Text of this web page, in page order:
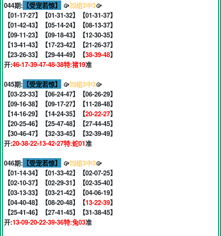
044期: 【受宠若惊】 🥠⒂组3中3🥠
【01-17-27】【01-31-32】【01-31-37】
【01-42-43】【05-14-24】【08-13-37】
【09-11-23】【09-18-43】【12-30-35】
【13-41-43】【17-23-42】【21-26-37】
【23-26-33】【29-44-49】【38-39-48】
开:46-17-39-47-48-38特:猪19准
045期: 【受宠若惊】 🥠⒂组3中3🥠
【03-23-33】【06-24-47】【06-26-29】
【09-16-38】【09-17-27】【11-28-48】
【14-16-29】【14-24-35】【20-22-27】
【20-25-46】【25-47-48】【27-44-45】
【30-46-47】【32-33-45】【32-39-49】
开:20-38-22-13-42-27特:蛇01准
046期: 【受宠若惊】 🥠⒂组3中3🥠
【01-14-34】【01-33-42】【02-07-25】
【02-10-37】【02-29-31】【02-35-40】
【03-13-33】【03-21-42】【04-06-19】
【04-40-48】【08-20-48】【13-22-39】
【25-41-46】【27-41-45】【31-38-45】
开:13-09-20-22-39-36特:兔03准